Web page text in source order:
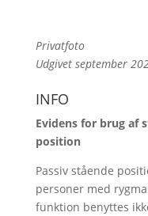
Privatfoto
Udgivet september
INFO
Evidens for brug af
position
Passiv stående
personer med
funktion benyttes